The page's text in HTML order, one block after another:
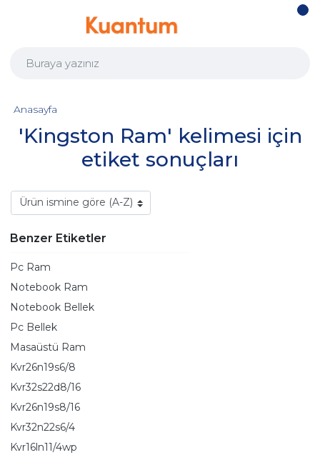
'Kingston Ram' kelimesi için
etiket sonuçları
Anasayfa
Benzer Etiketler
Pc Ram
Notebook Ram
Notebook Bellek
Pc Bellek
Masaüstü Ram
Kvr26n19s6/8
Kvr32s22d8/16
Kvr26n19s8/16
Kvr32n22s6/4
Kvr16ln11/4wp